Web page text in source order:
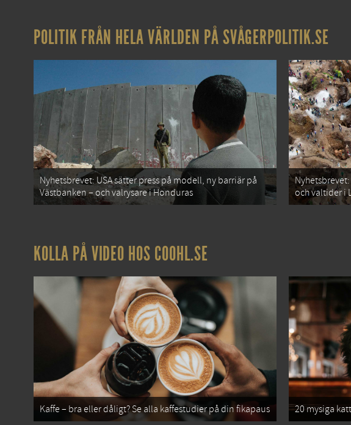
POLITIK FRÅN HELA VÄRLDEN PÅ SVÅGERPOLITIK.SE
Nyhetsbrevet: USA sätter press på modell, ny barriär på
Västbanken – och valrysare i Honduras
och valtider i
KOLLA PÅ VIDEO HOS COOHL.SE
Kaffe – bra eller dåligt? Se alla kaffestudier på din fikapaus 20 mysiga